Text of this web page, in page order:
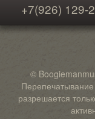
+7(926) 129-
©
разрешается